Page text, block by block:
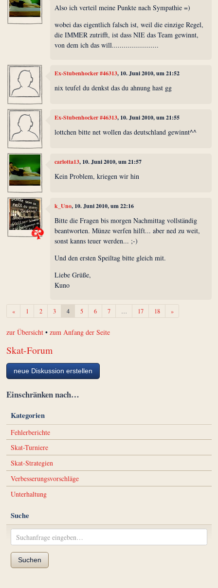
Also ich verteil meine Punkte nach Sympathie =)
wobei das eigentlich falsch ist, weil die einzige Regel,
die IMMER zutrifft, ist dass NIE das Team gewinnt,
von dem ich das will........................
Ex-Stubenhocker #46313, 10. Juni 2010, um 21:52
nix teufel du denkst das du ahnung hast gg
Ex-Stubenhocker #46313, 10. Juni 2010, um 21:55
lottchen bitte net wollen das deutschland gewinnt^^
carlotta13, 10. Juni 2010, um 21:57
Kein Problem, kriegen wir hin
k_Uno, 10. Juni 2010, um 22:16
Bitte die Fragen bis morgen Nachmittag vollständig
beantworten. Münze werfen hilft... aber ned zu weit,
sonst kanns teuer werden... ;-)
Und den ersten Speiltag bitte gleich mit.
Liebe Grüße,
Kuno
«Zurück1 2 3 4 5 6 7 … 17 18 »Weiter
zur Übersicht •zum Anfang der Seite
Skat-Forum
neue Diskussion erstellen
Einschränken nach…
Kategorien
Fehlerberichte
Skat-Turniere
Skat-Strategien
Verbesserungsvorschläge
Unterhaltung
Suche
Suchen